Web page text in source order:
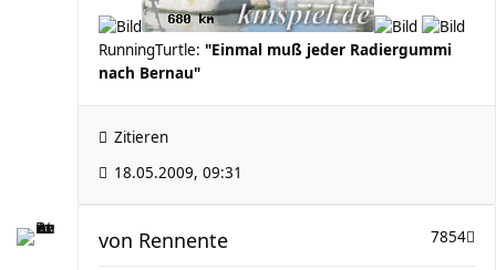
RunningTurtle: "Einmal muß jeder Radiergummi
nach Bernau"
Zitieren
18.05.2009, 09:31
7854
von Rennente